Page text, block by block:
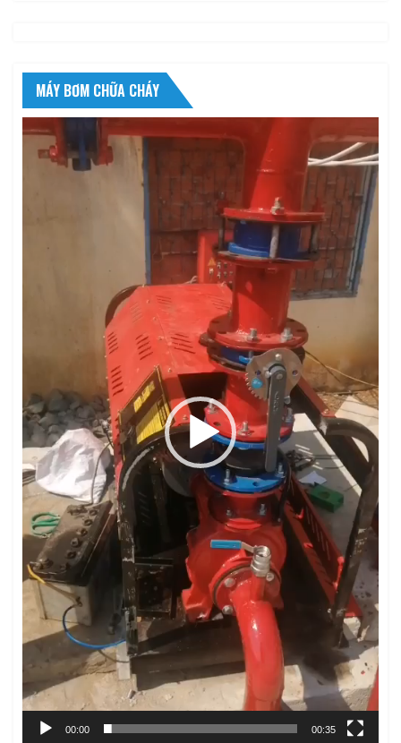
MÁY BƠM CHỮA CHÁY
Trình
chơi
00:00 00:35